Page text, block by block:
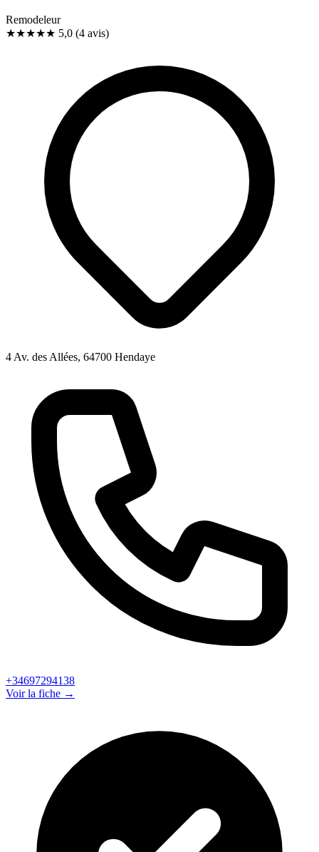
Remodeleur
★★★★★ 5,0 (4 avis)
4 Av. des Allées, 64700 Hendaye
+34697294138
Voir la fiche →